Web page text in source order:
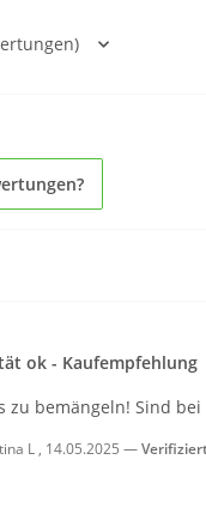
ok - Kaufempfehlung
zu bemängeln! Sind
L , 14.05.2025